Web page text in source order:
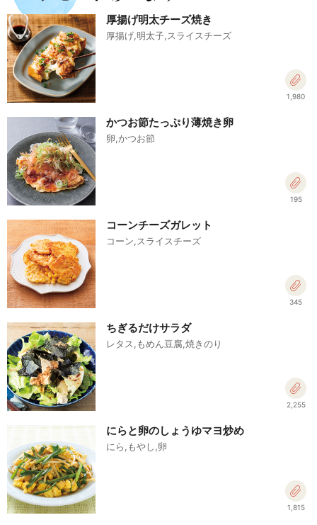
厚揚げ明太チーズ焼き
厚揚げ,明太子,スライスチーズ
1,980
かつお節たっぷり薄焼き卵
卵,かつお節
195
コーンチーズガレット
コーン,スライスチーズ
345
ちぎるだけサラダ
レタス,もめん豆腐,焼きのり
2,255
にらと卵のしょうゆマヨ炒め
にら,もやし,卵
1,815